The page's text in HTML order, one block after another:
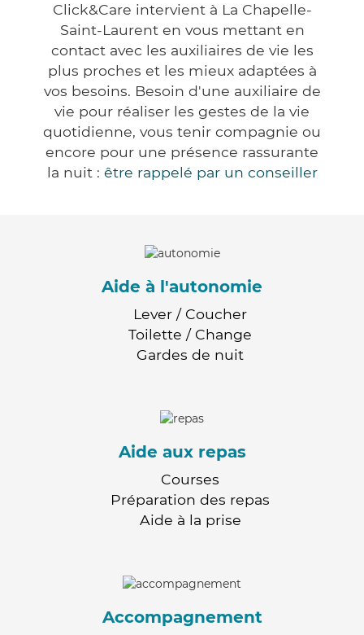
Click&Care intervient à La Chapelle-
Saint-Laurent en vous mettant en
contact avec les auxiliaires de vie les
plus proches et les mieux adaptées à
vos besoins. Besoin d'une auxiliaire de
vie pour réaliser les gestes de la vie
quotidienne, vous tenir compagnie ou
encore pour une présence rassurante
la nuit : être rappelé par un conseiller
Aide à l'autonomie
Lever / Coucher
Toilette / Change
Gardes de nuit
Aide aux repas
Courses
Préparation des repas
Aide à la prise
Accompagnement